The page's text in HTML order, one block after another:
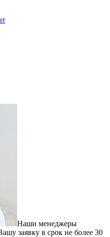
Наши менеджеры
заявку в срок не более 30